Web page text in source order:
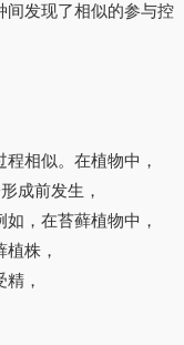
间发现了相似的参与控
相似。在植物中，
成前发生，
，在苔藓植物中，
株，
，